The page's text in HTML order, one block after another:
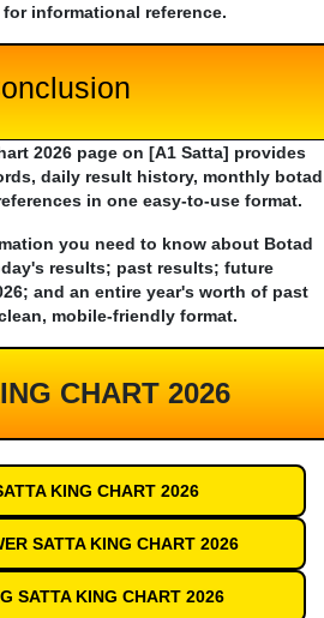
informational reference.
2026 page on [A1 Satta] provides
daily result history, monthly botad
in one easy-to-use format.
you need to know about Botad
results; past results; future
and an entire year's worth of past
mobile-friendly format.
CHART 2026
KING CHART 2026
SATTA KING CHART 2026
SATTA KING CHART 2026